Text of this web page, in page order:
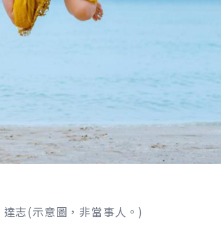
達志(示意圖，非當事人。)